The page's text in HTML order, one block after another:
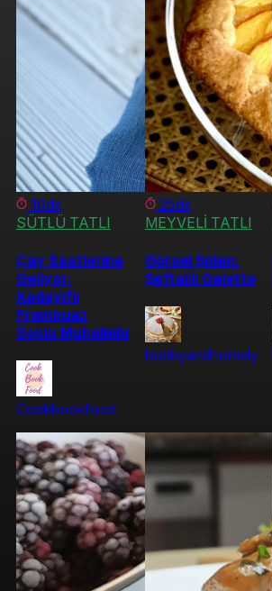
10dk
SÜTLÜ TATLI
Çay Saatlerine
Geliyor:
Kadayıflı
Frambuaz
Soslu Muhallebi
Cookbookfood
25dk
MEYVELİ TATLI
Görsel Şölen:
Şeftalili Galette
hobbyandhomely